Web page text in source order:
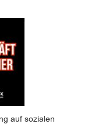
auf sozialen